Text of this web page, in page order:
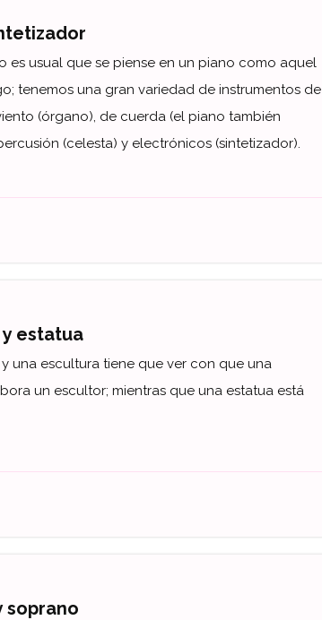
usual que se piense en un piano como aquel
tenemos una gran variedad de instrumentos de
(órgano), de cuerda (el piano también
(celesta) y electrónicos (sintetizador).
estatua
una escultura tiene que ver con que una
un escultor; mientras que una estatua está
soprano